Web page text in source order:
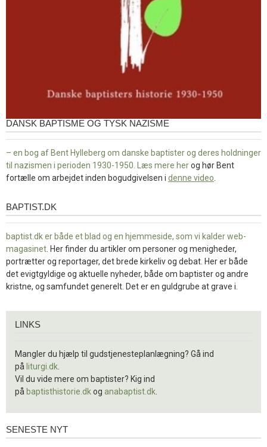
DANSK BAPTISME OG TYSK NAZISME
– en bog af Bent Hylleberg om danske baptister og deres holdninger
til nazismen i perioden 1930-1950. Læs mere herog hør Bent
fortælle om arbejdet inden bogudgivelsen i denne video
baptist.dk
BAPTIST.DK
baptist.dk er både et blad og en hjemmeside, som vi kalder web-
magasinet . Her finder du artikler om personer og menigheder,
portrætter og reportager, det brede kirkeliv og debat. Her er både
det evigtgyldige og aktuelle nyheder, både om baptister og andre
kristne, og samfundet generelt. Det er en guldgrube at grave i.
LINKS
Mangler du hjælp til gudstjenesteplanlægning? Gå ind
på liturgi.dk
Vil du vide mere om baptister? Kig ind
på baptisthistorie.dkog anabaptist.dk
Seneste
SENESTE NYT